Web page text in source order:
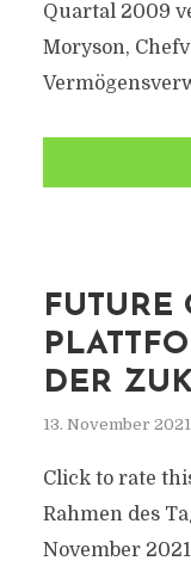
Quartal 2009
Moryson,
FUTURE
DER
13. November 2021
Click to rate
Rahmen des
November